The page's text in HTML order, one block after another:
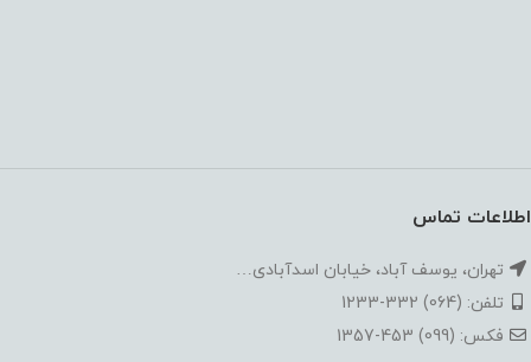
اطلاعات تماس
تهران، یوسف آباد، خیابان اسدآبادی…
تلفن: (064) 332-1233
فکس: (099) 453-1357